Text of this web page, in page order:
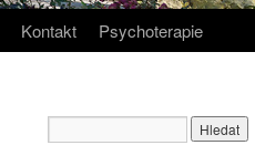
Kontakt Psychoterapie